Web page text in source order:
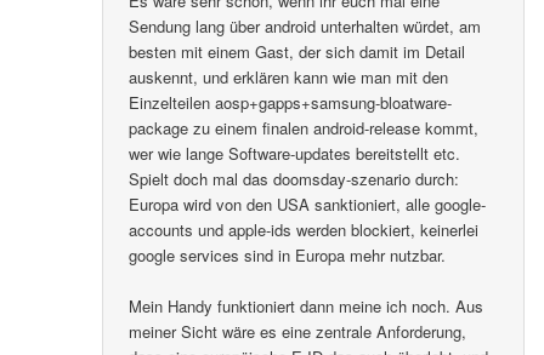
Sendung lang über android unterhalten würdet, am
besten mit einem Gast, der sich damit im Detail
auskennt, und erklären kann wie man mit den
Einzelteilen aosp+gapps+samsung-bloatware-
package zu einem finalen android-release kommt,
wer wie lange Software-updates bereitstellt etc.
Spielt doch mal das doomsday-szenario durch:
Europa wird von den USA sanktioniert, alle google-
accounts und apple-ids werden blockiert, keinerlei
google services sind in Europa mehr nutzbar.
Mein Handy funktioniert dann meine ich noch. Aus
meiner Sicht wäre es eine zentrale Anforderung,